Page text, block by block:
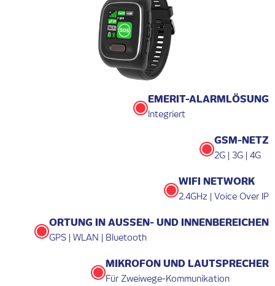
EMERIT-ALARMLÖSUNG
Integriert
GSM-NETZ
2G | 3G | 4G
WIFI NETWORK
2.4GHz | Voice Over IP
ORTUNG IN AUSSEN- UND INNENBEREICHEN
GPS | WLAN | Bluetooth
MIKROFON UND LAUTSPRECHER
Für Zweiwege-Kommunikation